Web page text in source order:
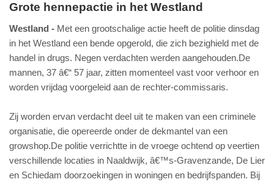
Grote hennepactie in het Westland
Westland
Met een grootschalige actie heeft de politie dinsdag
in het Westland een bende opgerold, die zich bezighield met de
handel in drugs. Negen verdachten werden aangehouden.De
mannen, 37 â€“ 57 jaar, zitten momenteel vast voor verhoor en
worden vrijdag voorgeleid aan de rechter-commissaris.
Zij worden ervan verdacht deel uit te maken van een criminele
organisatie, die opereerde onder de dekmantel van een
growshop.De politie verrichtte in de vroege ochtend op veertien
verschillende locaties in Naaldwijk, â€™s-Gravenzande, De Lier
en Schiedam doorzoekingen in woningen en bedrijfspanden. Bij